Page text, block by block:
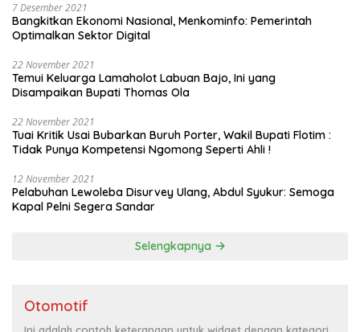
7 Desember 2021
Bangkitkan Ekonomi Nasional, Menkominfo: Pemerintah
Optimalkan Sektor Digital
22 November 2021
Temui Keluarga Lamaholot Labuan Bajo, Ini yang
Disampaikan Bupati Thomas Ola
22 November 2021
Tuai Kritik Usai Bubarkan Buruh Porter, Wakil Bupati Flotim :
Tidak Punya Kompetensi Ngomong Seperti Ahli !
12 November 2021
Pelabuhan Lewoleba Disurvey Ulang, Abdul Syukur: Semoga
Kapal Pelni Segera Sandar
Selengkapnya
Otomotif